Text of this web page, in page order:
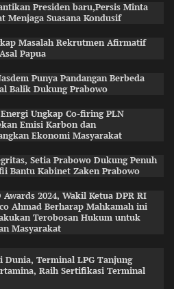
Presiden baru,Persis Minta
Menjaga Suasana Kondusif
Masalah Rekrutmen Afirmatif
Papua
Punya Pandangan Berbeda
Balik Dukung Prabowo
Ungkap Co-firing PLN
Emisi Karbon dan
Ekonomi Masyarakat
Setia Prabowo Dukung Penuh
Bantu Kabinet Zaken Prabowo
Awards 2024, Wakil Ketua DPR RI
Ahmad Berharap Mahkamah ini
Terobosan Hukum untuk
Masyarakat
Dunia, Terminal LPG Tanjung
Raih Sertifikasi Terminal